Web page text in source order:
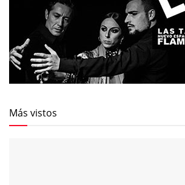
Más vistos